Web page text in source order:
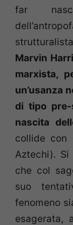
far
Marvin
marxista,
un’usanza
di tipo
nascita
collide con
Aztechi).
che col
suo
fenomeno
esagerata,